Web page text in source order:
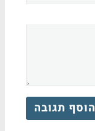
הוסף תגובה